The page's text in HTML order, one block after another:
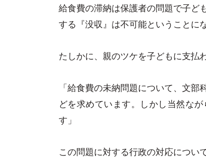
給食費の滞納は保護者の問題で子ど
する『没収』は不可能ということに
たしかに、親のツケを子どもに支払
「給食費の未納問題について、文
どを求めています。しかし当然な
す」
この問題に対する行政の対応につい